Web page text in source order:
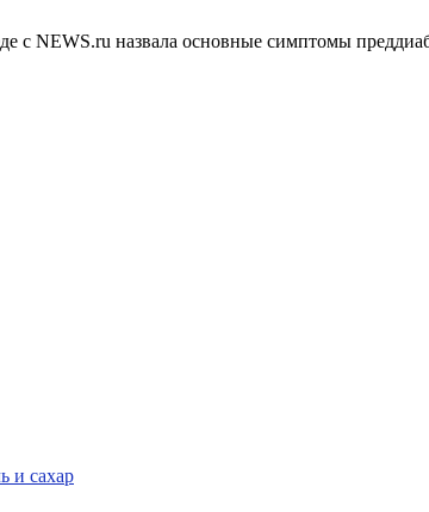
с NEWS.ru назвала основные симптомы
и сахар